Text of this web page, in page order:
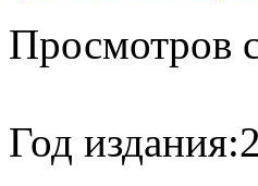
Просмотров
Год издания: